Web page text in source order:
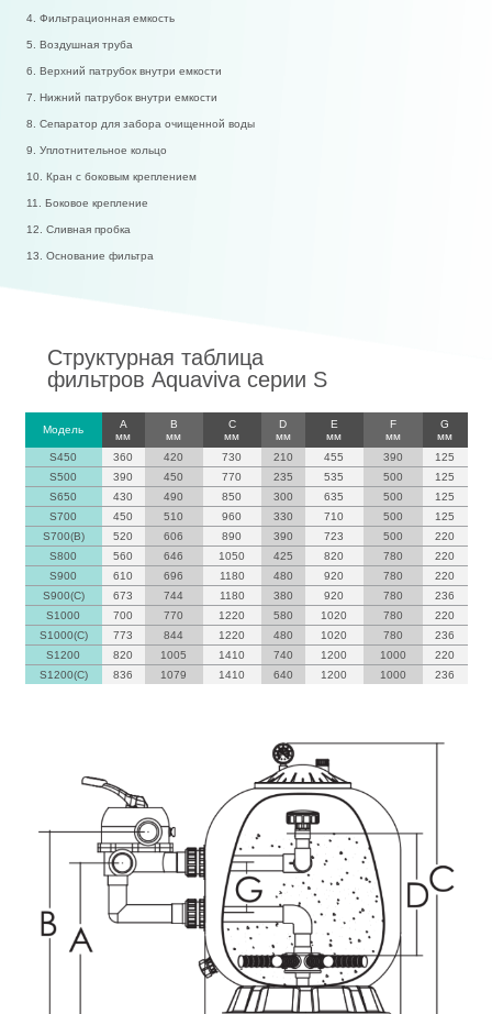
4. Фильтрационная емкость
5. Воздушная труба
6. Верхний патрубок внутри емкости
7. Нижний патрубок внутри емкости
8. Сепаратор для забора очищенной воды
9. Уплотнительное кольцо
10. Кран с боковым креплением
11. Боковое крепление
12. Сливная пробка
13. Основание фильтра
Структурная таблица
фильтров Aquaviva серии S
Модель
A
мм
B
мм
C
мм
D
мм
E
мм
F
мм
G
мм
S450
360 420 730 210 455 390
125
S500
390 450 770 235 535 500
125
S650
430 490 850 300 635 500
125
S700
450 510 960 330 710 500
125
S700(B)
520 606 890 390 723 500
220
S800
560 646 1050 425 820 780
220
S900
610 696 1180 480 920 780
220
S900(C)
673 744 1180 380 920 780
236
S1000
700 770 1220 580 1020 780
220
S1000(C)
773 844 1220 480 1020 780
236
S1200
820 1005 1410 740 1200 1000
220
S1200(C)
836 1079 1410 640 1200 1000 236